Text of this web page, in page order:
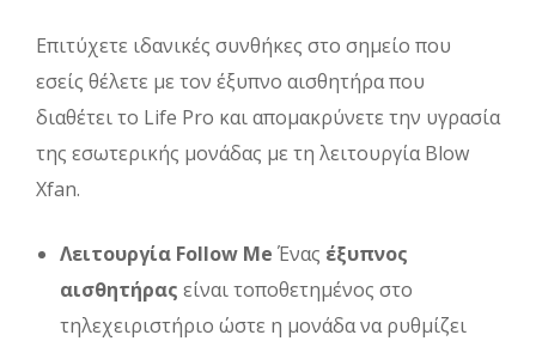
Επιτύχετε ιδανικές συνθήκες στο σημείο που
εσείς θέλετε με τον έξυπνο αισθητήρα που
διαθέτει το Life Pro και απομακρύνετε την υγρασία
της εσωτερικής μονάδας με τη λειτουργία Blow
Xfan.
Λειτουργία Follow Me Ένας έξυπνος
αισθητήρας είναι τοποθετημένος στο
τηλεχειριστήριο ώστε η μονάδα να ρυθμίζει